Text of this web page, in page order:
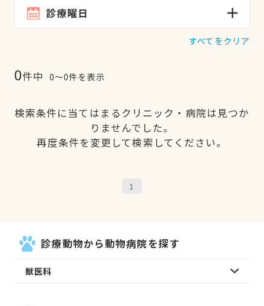
診療曜日
すべてをクリア
0件中 0〜0件を表示
検索条件に当てはまるクリニック・病院は見つか
りませんでした。
再度条件を変更して検索してください。
1
診療動物から動物病院を探す
獣医科